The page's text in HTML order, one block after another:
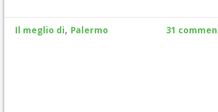
Il meglio di, Palermo 31